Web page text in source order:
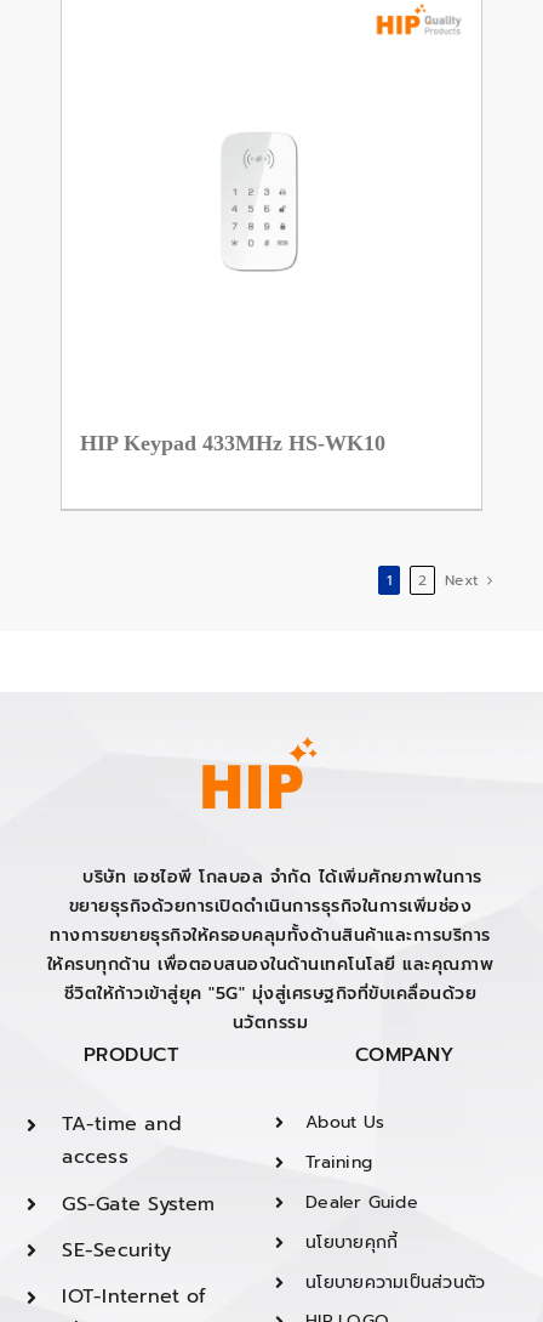
HIP Keypad 433MHz HS-WK10
1 2 Next
บริษัท เอชไอพี โกลบอล จำกัด ได้เพิ่มศักยภาพในการ
ขยายธุรกิจด้วยการเปิดดำเนินการธุรกิจในการเพิ่มช่อง
ทางการขยายธุรกิจให้ครอบคลุมทั้งด้านสินค้าและการบริการ
ให้ครบทุกด้าน เพื่อตอบสนองในด้านเทคโนโลยี และคุณภาพ
ชีวิตให้ก้าวเข้าสู่ยุค "5G" มุ่งสู่เศรษฐกิจที่ขับเคลื่อนด้วย
นวัตกรรม
PRODUCT
TA-time and
access
GS-Gate System
SE-Security
IOT-Internet of
COMPANY
About Us
Training
Dealer Guide
นโยบายคุกกี้
นโยบายความเป็นส่วนตัว